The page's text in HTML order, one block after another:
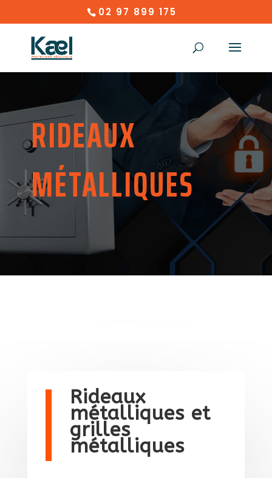
02 97 899 175
RIDEAUX
MÉTALLIQUES
Rideaux
métalliques et
grilles
métalliques